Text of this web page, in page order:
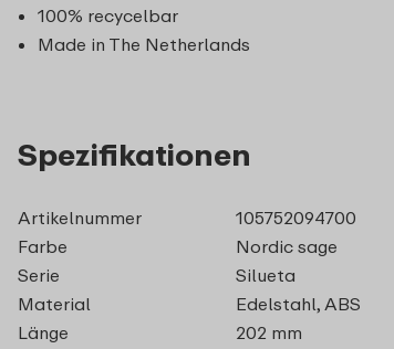
100% recycelbar
Made in The Netherlands
Spezifikationen
Artikelnummer
105752094700
Farbe
Nordic sage
Serie
Silueta
Material
Edelstahl, ABS
Länge
202 mm